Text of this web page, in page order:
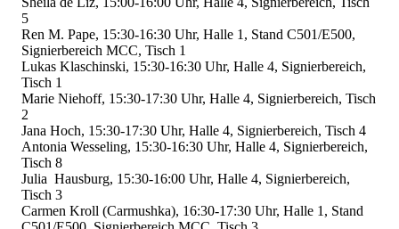
5
Ren M. Pape, 15:30-16:30 Uhr, Halle 1, Stand C501/E500,
Signierbereich MCC, Tisch 1
Lukas Klaschinski, 15:30-16:30 Uhr, Halle 4, Signierbereich,
Tisch 1
Marie Niehoff, 15:30-17:30 Uhr, Halle 4, Signierbereich, Tisch
2
Jana Hoch, 15:30-17:30 Uhr, Halle 4, Signierbereich, Tisch 4
Antonia Wesseling, 15:30-16:30 Uhr, Halle 4, Signierbereich,
Tisch 8
Julia Hausburg, 15:30-16:00 Uhr, Halle 4, Signierbereich,
Tisch 3
Carmen Kroll (Carmushka), 16:30-17:30 Uhr, Halle 1, Stand